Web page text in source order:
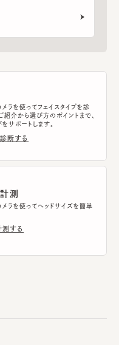
メラを使ってフェイスタイプを診
紹介から選び方のポイントまで、
サポートします。
断する
測
メラを使ってヘッドサイズを簡単
測する